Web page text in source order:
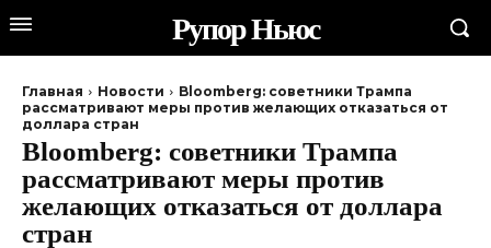
Рупор Ньюс
Главная Новости
Bloomberg: советники Трампа
рассматривают меры против желающих отказаться от
доллара стран
Bloomberg: советники Трампа
рассматривают меры против
желающих отказаться от доллара
стран